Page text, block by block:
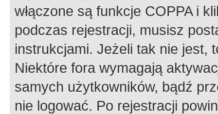
włączone są funkcje COPPA i
podczas rejestracji, musisz
instrukcjami. Jeżeli tak nie jest,
Niektóre fora wymagają
samych użytkowników, bądź
nie logować. Po rejestracji